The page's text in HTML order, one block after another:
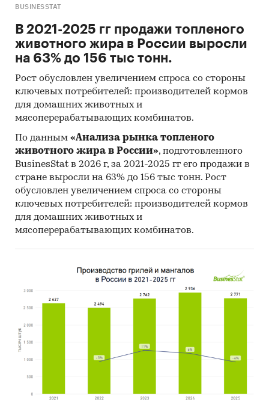
ООО «КОРПОРАЦИЯ ЭЛЕКТРОАППАРАТ»
ОАО «ДАГЭЛЕКТРОАВТОМАТ»
Представлен рейтинг импортных брендов
автоматических низковольтных
выключателей, рейтинги российских
импортеров автоматических низковольтных
выключателей, иностранных поставщиков.
В разделе «Рейтинг иностранных фирм-
поставщиков» рассмотрены следующие
компании:
GACIA ELECTRICAL APPLIANCE CO., LTD, DELIXI
ELECTRIC SALES CO., LTD, HD HYUNDAI
ELECTRIC CO., LTD, DKC KITAI TRADING
(SHANGHAI) CO., LTD, KEDU ELECTRIC CO., LTD,
CECF-ELECTRIC TRADING (SHANGHAI) CO., LTD,
GO HIGHER INTERNATIONAL TRADE (HK)
COMPANY LIMITED, JUBANG GROUP CO., LTD,
EKO-RUS (HK) CO., LIMITED ORDER LS ELECTRIC
CO., LTD, A&H TRADING CO., LTD,
низковольтных выключателей в России:
В разделе приведены объемы производства
BUSINESSTAT
В 2021-2025 гг продажи топленого
животного жира в России выросли
на 63% до 156 тыс тонн.
Рост обусловлен увеличением спроса со стороны
ключевых потребителей: производителей кормов
для домашних животных и
мясоперерабатывающих комбинатов.
По данным «Анализа рынка топленого
животного жира в России», подготовленного
BusinesStat в 2026 г, за 2021-2025 гг его продажи в
стране выросли на 63% до 156 тыс тонн. Рост
обусловлен увеличением спроса со стороны
ключевых потребителей: производителей кормов
для домашних животных и
мясоперерабатывающих комбинатов.